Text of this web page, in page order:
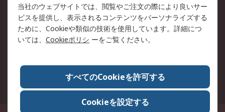
RSについて
会社概要
採用情報
プレスリリース＆お知ら
コーポレートサイト
全世界のRS
RSの歴史
ESGへの取り組み（英語）
認証について
当社のウェブサイトでは、閲覧やご注文の際により良いサー
ビスを提供し、表示されるコンテンツをパーソナライズする
ために、Cookieや類似の技術を使用しています。詳細につ
いては、 Cookieポリシ ーをご覧ください。
すべてのCookieを許可する
Cookieを設定する